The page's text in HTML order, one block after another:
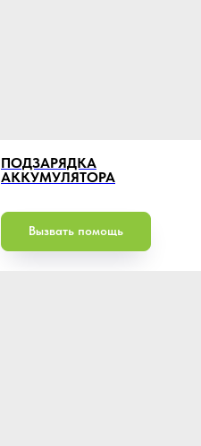
ПОДЗАРЯДКА
АККУМУЛЯТОРА
Вызвать помощь